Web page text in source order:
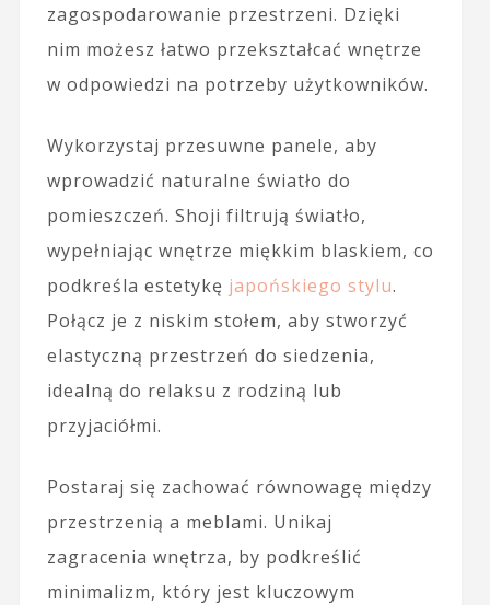
zagospodarowanie przestrzeni. Dzięki
nim możesz łatwo przekształcać wnętrze
w odpowiedzi na potrzeby użytkowników.
Wykorzystaj przesuwne panele, aby
wprowadzić naturalne światło do
pomieszczeń. Shoji filtrują światło,
wypełniając wnętrze miękkim blaskiem, co
podkreśla estetykę japońskiego stylu.
Połącz je z niskim stołem, aby stworzyć
elastyczną przestrzeń do siedzenia,
idealną do relaksu z rodziną lub
przyjaciółmi.
Postaraj się zachować równowagę między
przestrzenią a meblami. Unikaj
zagracenia wnętrza, by podkreślić
minimalizm, który jest kluczowym